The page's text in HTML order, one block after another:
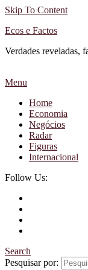
Skip To Content
Ecos e Factos
Verdades reveladas,
Menu
Home
Economia
Negócios
Radar
Figuras
Internacional
Follow Us:
Search
Pesquisar por: